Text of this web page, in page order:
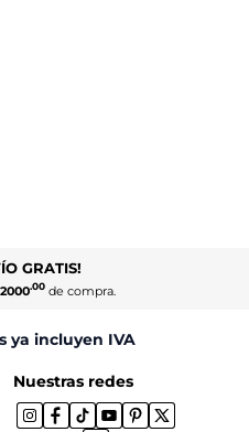
GRATIS!
.00de compra.
ya incluyen IVA
Nuestras redes